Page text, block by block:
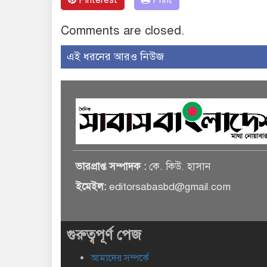
Comments are closed.
এই ধরনের আরও নিউজ
ভারপ্রাপ্ত সম্পাদক : কে. কিউ. হাসান
ইমেইল: editorsabasbd@gmail.com
গুরুত্বপূর্ণ পেজ
আমাদের সম্পর্কে